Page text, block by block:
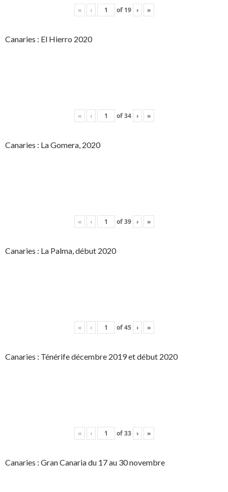
« ‹ of 19 › »
Canaries : El Hierro 2020
« ‹ of34 › »
Canaries : La Gomera, 2020
« ‹ of39 › »
Canaries : La Palma, début 2020
« ‹ of45 › »
Canaries : Ténérife décembre 2019 et début 2020
« ‹ of33 › »
Canaries : Gran Canaria du 17 au 30 novembre